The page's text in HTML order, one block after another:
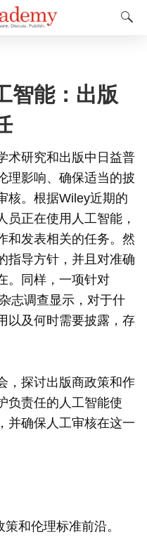
智能：出版
术研究和出版中日益普
理影响、确保适当的披
核。根据Wiley近期的
员正在使用人工智能，
和发表相关的任务。然
指导方针，并且对准确
。同样，一项针对
志调查显示，对于什
以及何时需要披露，存
，探讨出版商政策和作
负责任的人工智能使
并确保人工审核在这一
和伦理标准前沿。